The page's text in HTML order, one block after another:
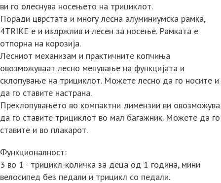
ви го олеснува носењето на трициклот.
Поради цврстата и многу лесна алуминиумска рамка,
4TRIKE е и издржлив и лесен за носење. Рамката е
отпорна на корозија.
Лесниот механизам и практичните копчиња
овозможуваат лесно менување на функцијата и
склопување на трициклот. Можете лесно да го носите и
да го ставите настрана.
Преклопувањето во компактни димензии ви овозможува
да го ставите трициклот во мал багажник. Можете да го
ставите и во плакарот.
Функционалност:
3 во 1 - трицикл-количка за деца од 1 година, мини
велосипед без педали и трицикл со педали.